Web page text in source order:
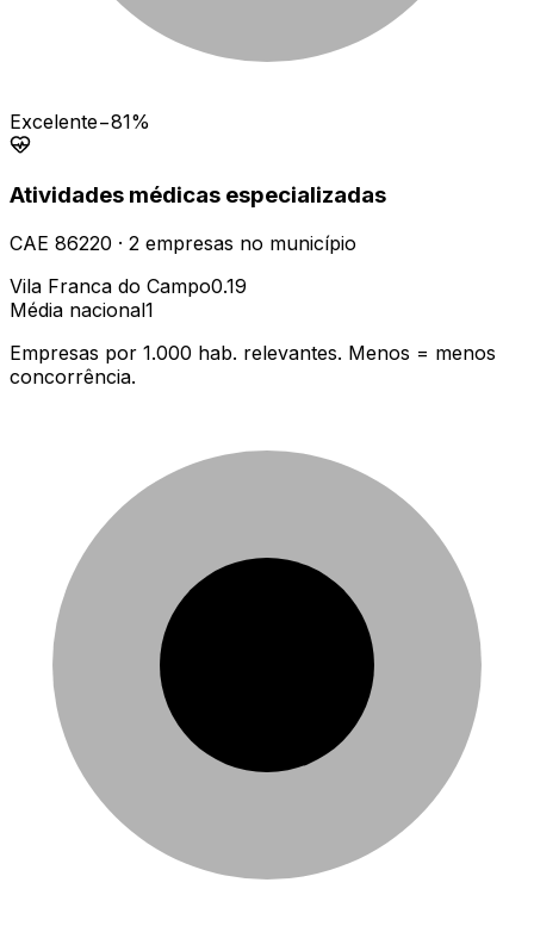
Excelente−81%
Atividades médicas especializadas
CAE 86220 · 2 empresas no município
Vila Franca do Campo0.19
Média nacional1
Empresas por 1.000 hab. relevantes. Menos = menos
concorrência.